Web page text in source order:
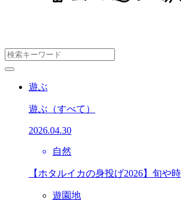
遊ぶ
遊ぶ （すべて）
2026.04.30
自然
【ホタルイカの身投げ2026】旬や
遊園地